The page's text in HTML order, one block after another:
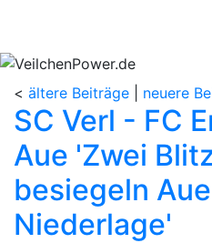
< ältere Beiträge neuere
SC Verl - FC
Aue 'Zwei
besiegeln
Niederlage'